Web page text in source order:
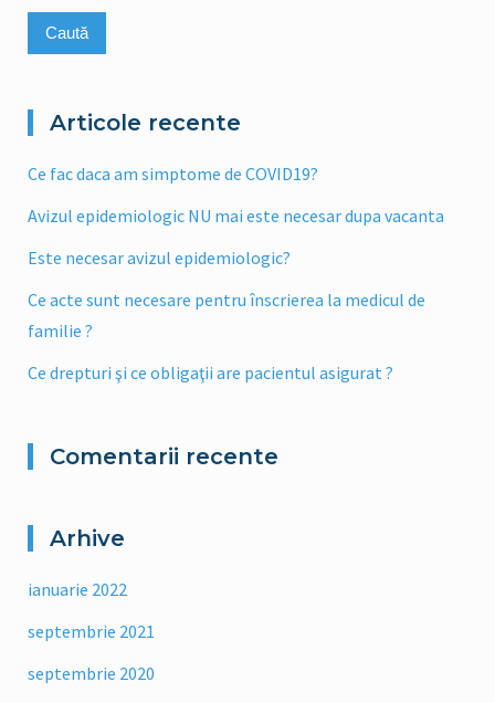
Articole recente
Ce fac daca am simptome de COVID19?
Avizul epidemiologic NU mai este necesar dupa vacanta
Este necesar avizul epidemiologic?
Ce acte sunt necesare pentru înscrierea la medicul de
familie ?
Ce drepturi şi ce obligaţii are pacientul asigurat ?
Comentarii recente
Arhive
ianuarie 2022
septembrie 2021
septembrie 2020